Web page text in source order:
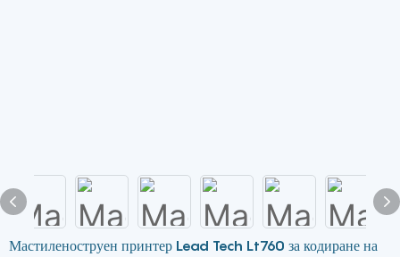
Мастиленоструен принтер Lead Tech Lt760 за кодиране на